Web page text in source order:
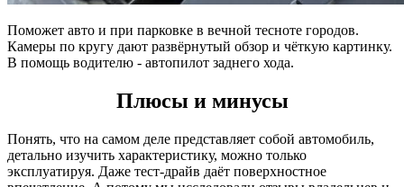
Поможет авто и при парковке в вечной тесноте городов.
Камеры по кругу дают развёрнутый обзор и чёткую картинку.
В помощь водителю - автопилот заднего хода.
Плюсы и минусы
Понять, что на самом деле представляет собой автомобиль,
детально изучить характеристику, можно только
эксплуатируя. Даже тест-драйв даёт поверхностное